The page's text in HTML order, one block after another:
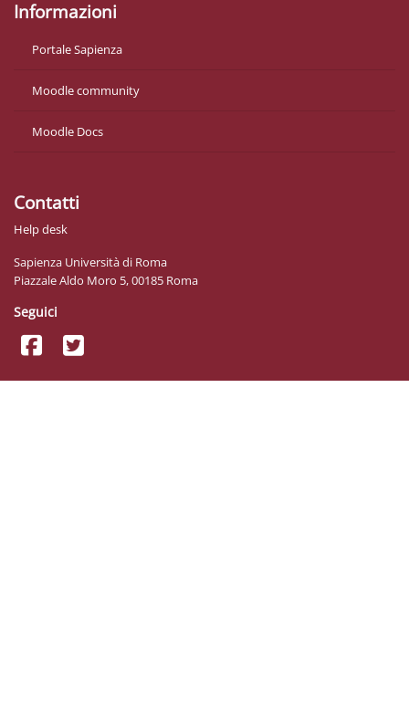
Informazioni
Portale Sapienza
Moodle community
Moodle Docs
Contatti
Help desk
Sapienza Università di Roma
Piazzale Aldo Moro 5, 00185 Roma
Seguici